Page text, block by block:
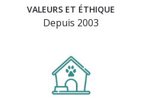
VALEURS ET ÉTHIQUE
Depuis 2003